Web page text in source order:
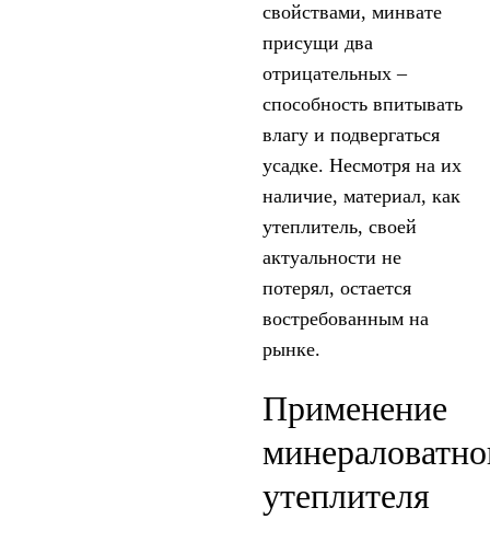
свойствами, минвате
присущи два
отрицательных –
способность впитывать
влагу и подвергаться
усадке. Несмотря на их
наличие, материал, как
утеплитель, своей
актуальности не
потерял, остается
востребованным на
рынке.
Применение
утеплителя